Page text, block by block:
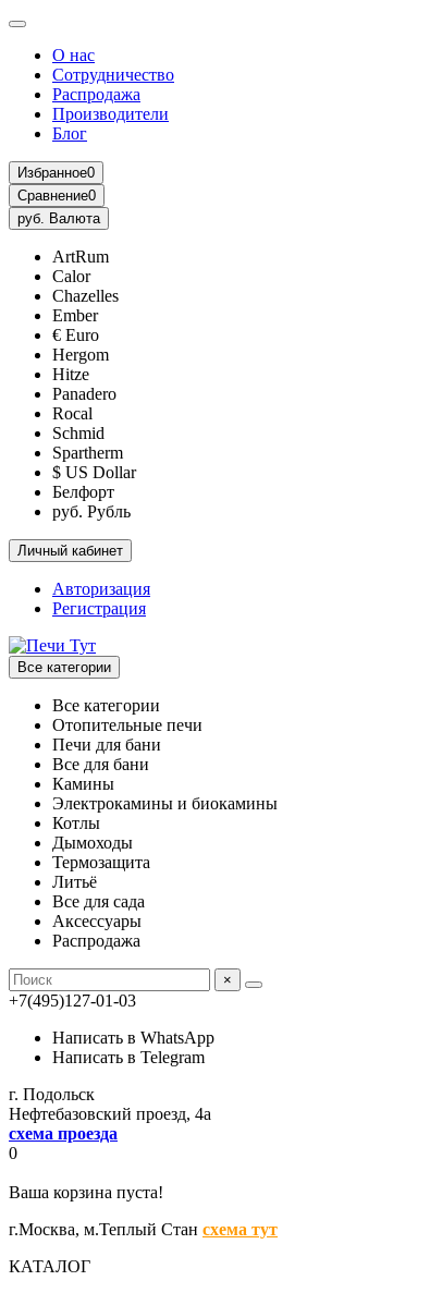
О нас
Сотрудничество
Распродажа
Производители
Блог
Избранное0
Сравнение0
руб. Валюта
ArtRum
Calor
Chazelles
Ember
€ Euro
Hergom
Hitze
Panadero
Rocal
Schmid
Spartherm
$ US Dollar
Белфорт
руб. Рубль
Личный кабинет
Авторизация
Регистрация
Все категории
Все категории
Отопительные печи
Печи для бани
Все для бани
Камины
Электрокамины и биокамины
Котлы
Дымоходы
Термозащита
Литьё
Все для сада
Аксессуары
Распродажа
×
+7(495)127-01-03
Написать в WhatsApp
Написать в Telegram
г. Подольск
Нефтебазовский проезд, 4а
схема проезда
0
Ваша корзина пуста!
г.Москва, м.Теплый Стан схема тут
КАТАЛОГ